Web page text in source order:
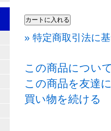
» 特定商取引法に
この商品につい
この商品を友達
買い物を続ける